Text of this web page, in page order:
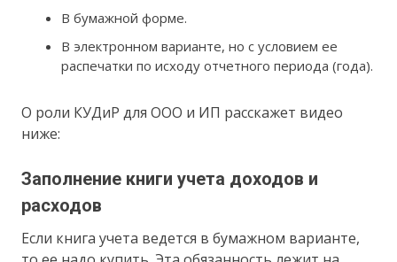
В бумажной форме.
В электронном варианте, но с условием ее
распечатки по исходу отчетного периода (года).
О роли КУДиР для ООО и ИП расскажет видео
ниже:
Заполнение книги учета доходов и
расходов
Если книга учета ведется в бумажном варианте,